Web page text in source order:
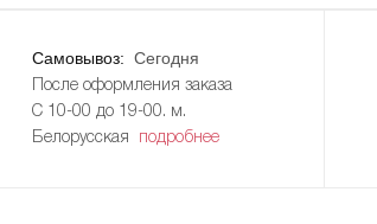
Самовывоз: Сегодня
После оформления заказа
С 10-00 до 19-00. м.
Белорусская
подробнее